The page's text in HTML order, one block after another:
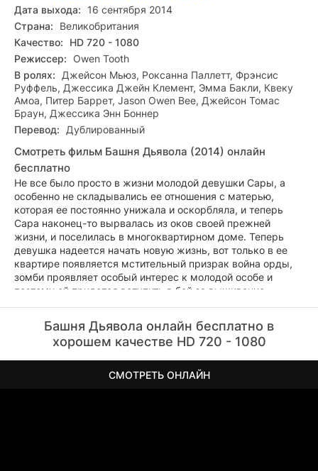
Дата выхода:
16 сентября 2014
Страна:
Великобритания
Качество:
HD 720 - 1080
Режиссер: Owen Tooth
В ролях:
Джейсон Мьюз, Роксанна Паллетт, Фрэнсис
Руффель, Джессика Джейн Клемент, Эмма Бакли, Квеку
Амоа, Питер Баррет, Jason Owen Bee, Джейсон Томас
Браун, Джессика Энн Боннер
Перевод:
Дублированный
Смотреть фильм Башня Дьявола (2014) онлайн
бесплатно
Не все было просто в жизни молодой девушки Сары, а
особенно не складывались ее отношения с матерью,
которая ее постоянно унижала и оскорбляла, и теперь
Сара наконец-то вырвалась из оков своей прежней
жизни, и поселилась в многоквартирном доме. Теперь
девушка надеется начать новую жизнь, вот только в ее
квартире появляется мстительный призрак война орды,
зомби проявляет особый интерес к молодой особе и
поэтому ей придется вступить в бой за выживание.
Башня Дьявола онлайн бесплатно в
хорошем качестве HD 720 - 1080
СМОТРЕТЬ ОНЛАЙН